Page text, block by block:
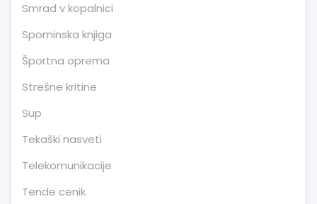
Smrad v kopalnici
Spominska knjiga
Športna oprema
Strešne kritine
Sup
Tekaški nasveti
Telekomunikacije
Tende cenik